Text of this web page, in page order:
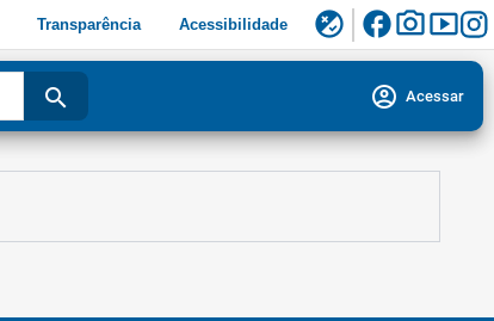
Transparência Acessibilidade flaky facebookphoto_camerasmart_display
search account_circle Acessar